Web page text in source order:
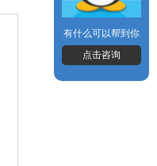
有什么可以帮到你
点击咨询